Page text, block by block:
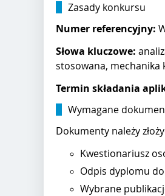
Zasady konkursu
Numer referencyjny:
Słowa kluczowe:
stosowana, mechanika
Termin składania
Wymagane
Dokumenty należy
Kwestionariusz
Odpis dyplomu
Wybrane